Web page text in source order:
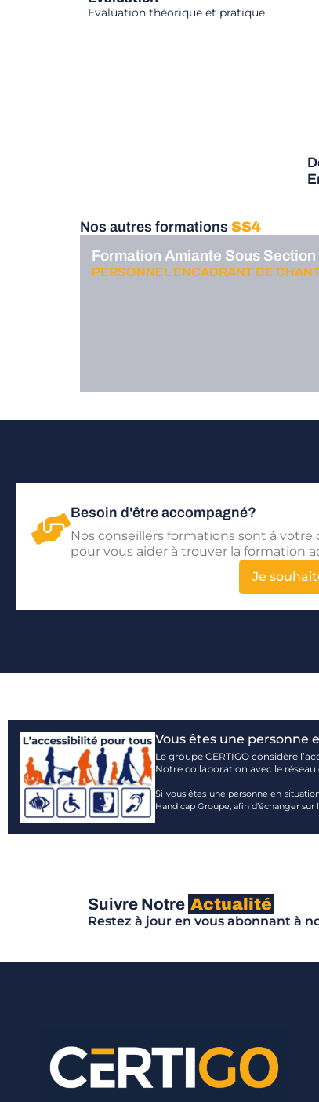
Evaluation théorique et pratique
Nos autres formations SS4
Formation Amiante Sous Section
PERSONNEL ENCADRANT DE
Besoin d'être accompagné?
Nos conseillers formations sont à votre
pour vous aider à trouver la formation
Je
Vous êtes une personne
Le groupe CERTIGO considère
Notre collaboration avec le
Si vous êtes une personne en
Handicap Groupe, afin d’échanger
Suivre Notre Actualité
Restez à jour en vous abonnant à